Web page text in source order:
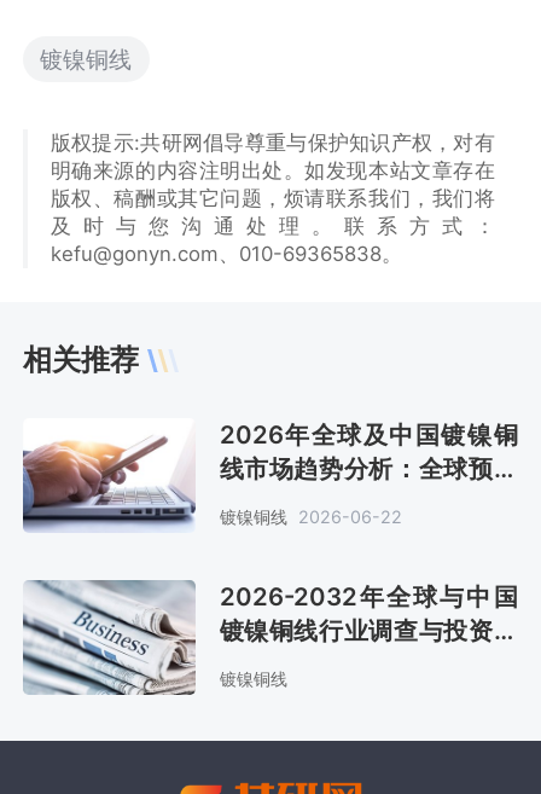
镀镍铜线
版权提示:共研网倡导尊重与保护知识产权，对有
明确来源的内容注明出处。如发现本站文章存在
版权、稿酬或其它问题，烦请联系我们，我们将
及时与您沟通处理。联系方式：
kefu@gonyn.com、010-69365838。
相关推荐
2026年全球及中国镀镍铜
线市场趋势分析：全球预计
销售金额4.7亿美元[图]
镀镍铜线 2026-06-22
2026-2032年全球与中国
镀镍铜线行业调查与投资战
略咨询报告
镀镍铜线